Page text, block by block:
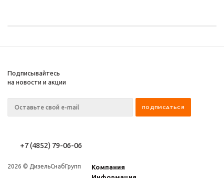
Подписывайтесь
на новости и акции
+7 (4852) 79-06-06
2026 © ДизельСнабГрупп
Компания